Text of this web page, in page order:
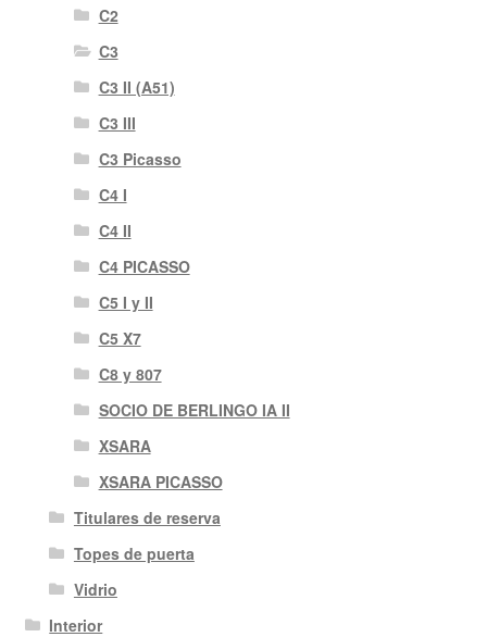
C2
C3
C3 II (A51)
C3 III
C3 Picasso
C4 I
C4 II
C4 PICASSO
C5 I y II
C5 X7
C8 y 807
SOCIO DE BERLINGO IA II
XSARA
XSARA PICASSO
Titulares de reserva
Topes de puerta
Vidrio
Interior